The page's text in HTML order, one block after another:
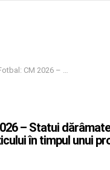
CM 2026 – Statui dărâmate și tricouri arse în capitala Mexicului în timpul unui protest al profesorilor
– Statui
în timpul unui